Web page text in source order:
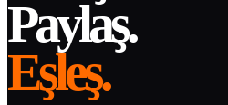
Paylaş.
Eşleş.